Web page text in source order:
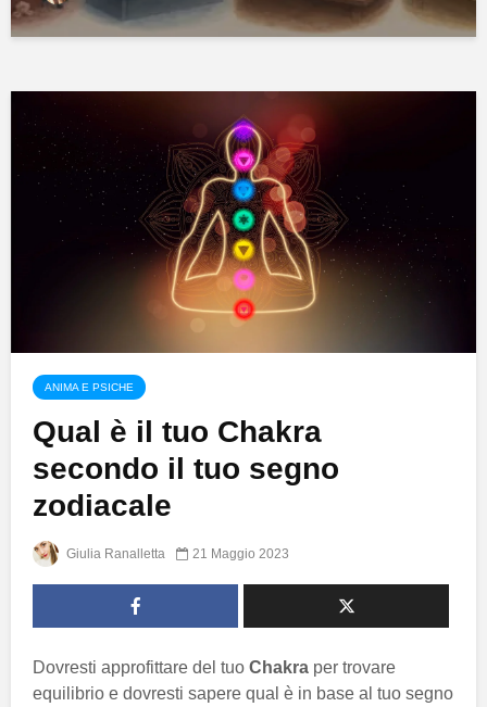
ANIMA E PSICHE
Qual è il tuo Chakra
secondo il tuo segno
zodiacale
Giulia Ranalletta 21 Maggio 2023
Dovresti approfittare del tuo Chakra per trovare
equilibrio e dovresti sapere qual è in base al tuo segno